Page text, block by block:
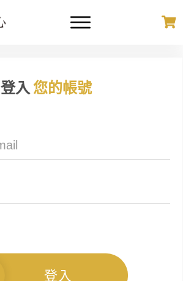
登入您的帳號
登入